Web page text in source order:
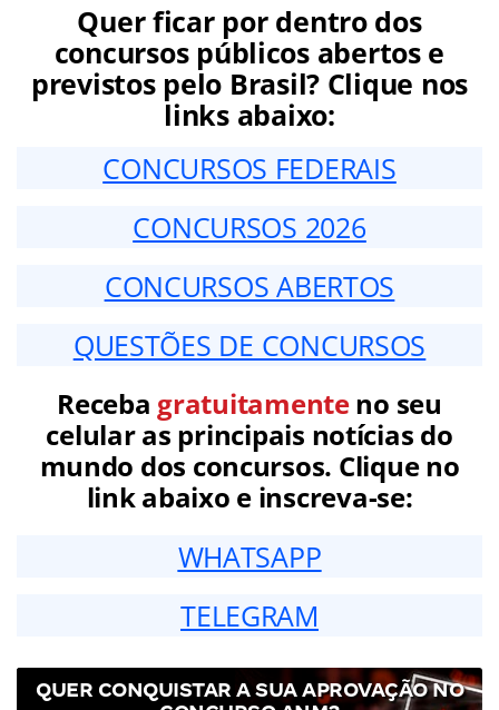
Quer ficar por dentro dos
concursos públicos abertos e
previstos pelo Brasil? Clique nos
links abaixo:
CONCURSOS FEDERAIS
CONCURSOS 2026
CONCURSOS ABERTOS
QUESTÕES DE CONCURSOS
Receba gratuitamenteno seu
celular as principais notícias do
mundo dos concursos. Clique no
link abaixo e inscreva-se:
WHATSAPP
TELEGRAM
QUER CONQUISTAR A SUA APROVAÇÃO NO